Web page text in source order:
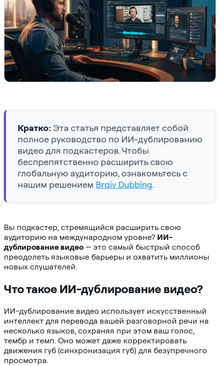
Кратко: Эта статья представляет собой
полное руководство по ИИ-дублированию
видео для подкастеров. Чтобы
беспрепятственно расширить свою
глобальную аудиторию, ознакомьтесь с
нашим решением Braiv Dubbing.
Вы подкастер, стремящийся расширить свою
аудиторию на международном уровне? ИИ-
дублирование видео — это самый быстрый способ
преодолеть языковые барьеры и охватить миллионы
новых слушателей.
Что такое ИИ-дублирование видео?
ИИ-дублирование видео использует искусственный
интеллект для перевода вашей разговорной речи на
несколько языков, сохраняя при этом ваш голос,
тембр и темп. Оно может даже корректировать
движения губ (синхронизация губ) для безупречного
просмотра.